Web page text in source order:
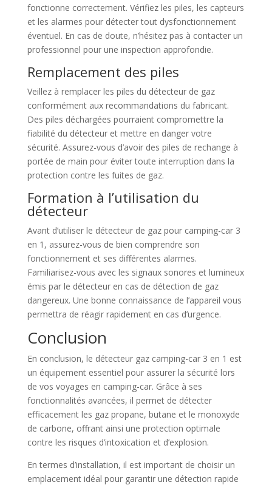
fonctionne correctement. Vérifiez les piles, les capteurs
et les alarmes pour détecter tout dysfonctionnement
éventuel. En cas de doute, n’hésitez pas à contacter un
professionnel pour une inspection approfondie.
Remplacement des piles
Veillez à remplacer les piles du détecteur de gaz
conformément aux recommandations du fabricant.
Des piles déchargées pourraient compromettre la
fiabilité du détecteur et mettre en danger votre
sécurité. Assurez-vous d’avoir des piles de rechange à
portée de main pour éviter toute interruption dans la
protection contre les fuites de gaz.
Formation à l’utilisation du
détecteur
Avant d’utiliser le détecteur de gaz pour camping-car 3
en 1, assurez-vous de bien comprendre son
fonctionnement et ses différentes alarmes.
Familiarisez-vous avec les signaux sonores et lumineux
émis par le détecteur en cas de détection de gaz
dangereux. Une bonne connaissance de l’appareil vous
permettra de réagir rapidement en cas d’urgence.
Conclusion
En conclusion, le détecteur gaz camping-car 3 en 1 est
un équipement essentiel pour assurer la sécurité lors
de vos voyages en camping-car. Grâce à ses
fonctionnalités avancées, il permet de détecter
efficacement les gaz propane, butane et le monoxyde
de carbone, offrant ainsi une protection optimale
contre les risques d’intoxication et d’explosion.
En termes d’installation, il est important de choisir un
emplacement idéal pour garantir une détection rapide